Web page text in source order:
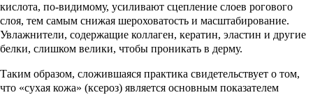
кислота, по-видимому, усиливают сцепление слоев рогового
слоя, тем самым снижая шероховатость и масштабирование.
Увлажнители, содержащие коллаген, кератин, эластин и другие
белки, слишком велики, чтобы проникать в дерму.
Таким образом, сложившаяся практика свидетельствует о том,
что «сухая кожа» (ксероз) является основным показателем